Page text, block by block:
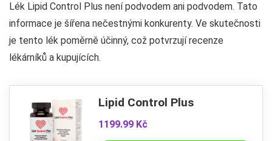
Lék Lipid Control Plus není podvodem ani podvodem. Tato
informace je šířena nečestnými konkurenty. Ve skutečnosti
je tento lék poměrně účinný, což potvrzují recenze
lékárníků a kupujících.
Lipid Control Plus
1199.99 Kč